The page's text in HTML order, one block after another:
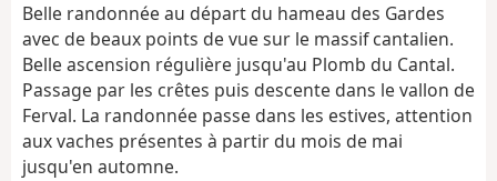
t
i
Belle randonnée au départ du hameau des Gardes
avec de beaux points de vue sur le massif cantalien.
Belle ascension régulière jusqu'au Plomb du Cantal.
Passage par les crêtes puis descente dans le vallon de
Ferval. La randonnée passe dans les estives, attention
aux vaches présentes à partir du mois de mai
jusqu'en automne.